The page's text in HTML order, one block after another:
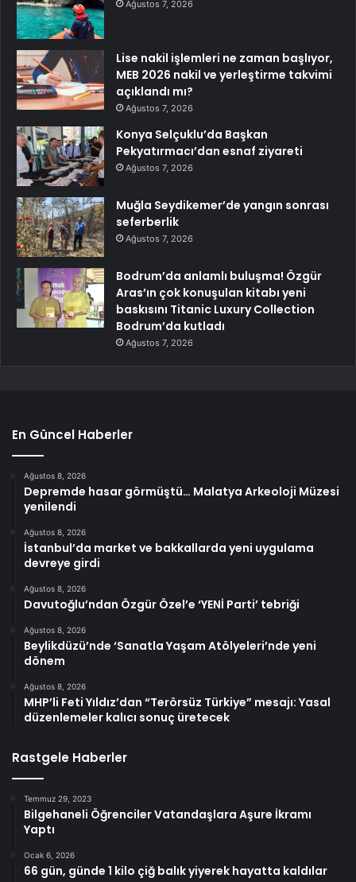
Ağustos 7, 2026
Lise nakil işlemleri ne zaman başlıyor,
MEB 2026 nakil ve yerleştirme takvimi
açıklandı mı?
Ağustos 7, 2026
Konya Selçuklu’da Başkan
Pekyatırmacı’dan esnaf ziyareti
Ağustos 7, 2026
Muğla Seydikemer’de yangın sonrası
seferberlik
Ağustos 7, 2026
Bodrum’da anlamlı buluşma! Özgür
Aras’ın çok konuşulan kitabı yeni
baskısını Titanic Luxury Collection
Bodrum’da kutladı
Ağustos 7, 2026
En Güncel Haberler
Ağustos 8, 2026
Depremde hasar görmüştü… Malatya Arkeoloji Müzesi
yenilendi
Ağustos 8, 2026
İstanbul’da market ve bakkallarda yeni uygulama
devreye girdi
Ağustos 8, 2026
Davutoğlu’ndan Özgür Özel’e ‘YENİ Parti’ tebriği
Ağustos 8, 2026
Beylikdüzü’nde ‘Sanatla Yaşam Atölyeleri’nde yeni
dönem
Ağustos 8, 2026
MHP’li Feti Yıldız’dan “Terörsüz Türkiye” mesajı: Yasal
düzenlemeler kalıcı sonuç üretecek
Rastgele Haberler
Temmuz 29, 2023
Bilgehaneli Öğrenciler Vatandaşlara Aşure İkramı
Yaptı
Ocak 6, 2026
66 gün, günde 1 kilo çiğ balık yiyerek hayatta kaldılar